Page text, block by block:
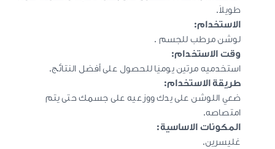
طويلاً.
الاستخدام:
لوشن مرطب للجسم .
وقت الاستخدام:
استخدميه مرتين يوميًا للحصول على أفضل النتائج.
طريقة الاستخدام:
ضعي اللوشن على يدك ووزعيه على جسمك حتى يتم
امتصاصه.
المكونات الاساسية:
غليسرين.